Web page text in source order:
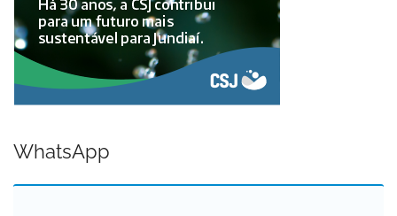
WhatsApp